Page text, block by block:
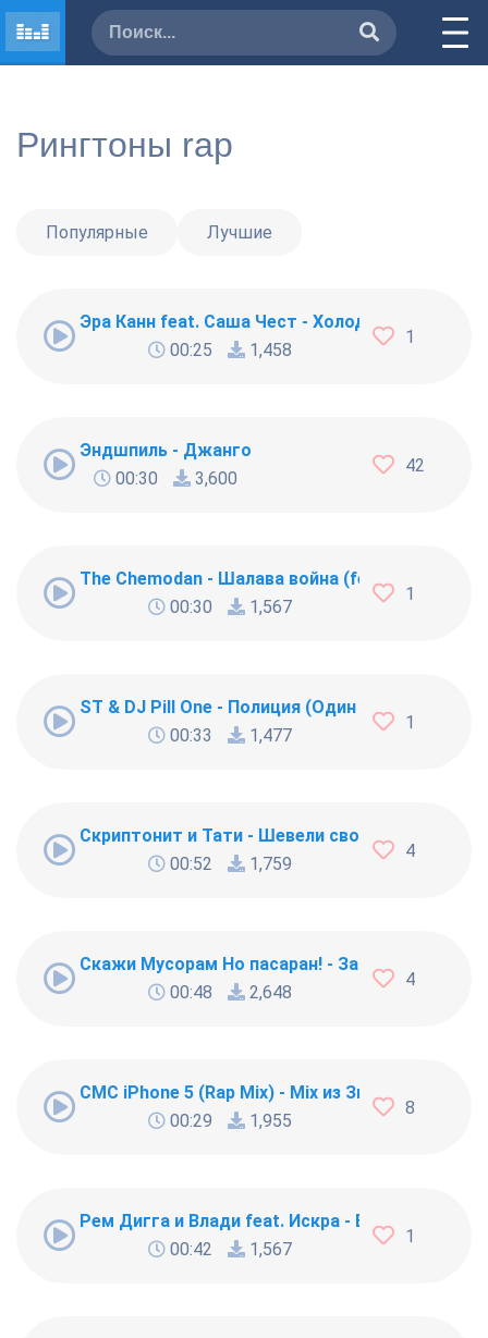
Рингтоны rap
Популярные Лучшие
Эра Канн feat. Саша Чест - Холодно
00:25
1,458
1
Эндшпиль - Джанго
00:30
3,600
42
The Chemodan - Шалава война (feat. Рем
00:30
1,567
1
ST & DJ Pill One - Полиция (Один Дома)
00:33
1,477
1
Скриптонит и Тати - Шевели своим туловищем
00:52
1,759
4
Скажи Мусорам Но пасаран! - Забавный
00:48
2,648
4
СМС iPhone 5 (Rap Mix) - Mix из Звука СМС
00:29
1,955
8
Рем Дигга и Влади feat. Искра - Вернусь
00:42
1,567
1